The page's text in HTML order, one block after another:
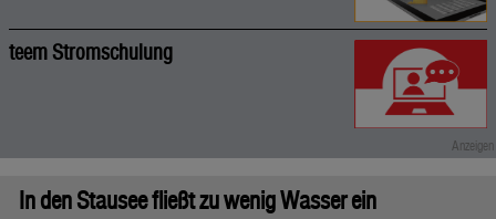
teem Stromschulung
In den Stausee fließt zu wenig Wasser ein